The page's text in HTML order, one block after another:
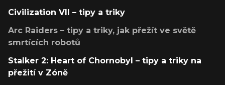
Civilization VII – tipy a triky
Arc Raiders – tipy a triky, jak přežít ve světě
smrtících robotů
Stalker 2: Heart of Chornobyl – tipy a triky na
přežití v Zóně